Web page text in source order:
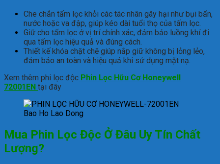
Che chắn tấm lọc khỏi các tác nhân gây hại như bụi bẩn,
nước hoặc va đập, giúp kéo dài tuổi thọ của tấm lọc.
Giữ cho tấm lọc ở vị trí chính xác, đảm bảo luồng khí đi
qua tấm lọc hiệu quả và đúng cách.
Thiết kế khóa chặt chẽ giúp nắp giữ không bị lỏng lẻo,
đảm bảo an toàn và hiệu quả khi sử dụng mặt nạ.
Xem thêm phi lọc độc Phin Lọc Hữu Cơ Honeywell
72001EN tại đây
Bao Ho Lao Dong
Mua Phin Lọc Độc Ở Đâu Uy Tín Chất
Lượng?